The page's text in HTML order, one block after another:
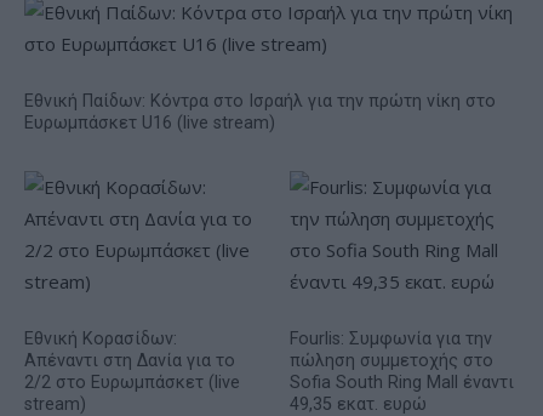
Εθνική Παίδων: Κόντρα στο Ισραήλ για την πρώτη νίκη στο
Ευρωμπάσκετ U16 (live stream)
Εθνική Κορασίδων:
Απέναντι στη Δανία για το
2/2 στο Ευρωμπάσκετ (live
stream)
Fourlis: Συμφωνία για την
πώληση συμμετοχής στο
Sofia South Ring Mall έναντι
49,35 εκατ. ευρώ